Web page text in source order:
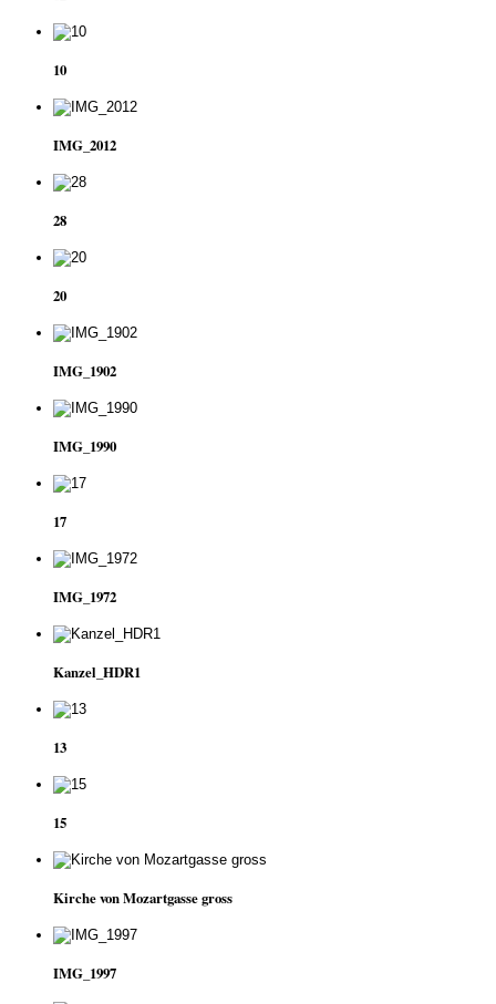
10
IMG_2012
28
20
IMG_1902
IMG_1990
17
IMG_1972
Kanzel_HDR1
13
15
Kirche von Mozartgasse gross
IMG_1997